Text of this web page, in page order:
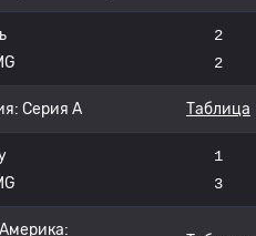
2
2
Серия А Таблица
1
3